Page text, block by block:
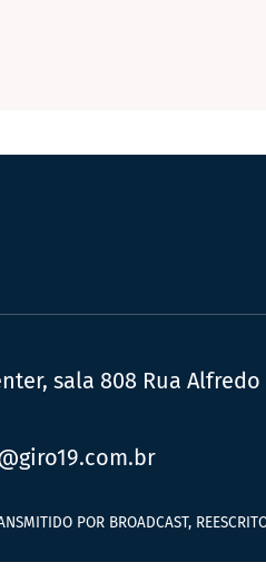
sala 808 Rua
POR BROADCAST,